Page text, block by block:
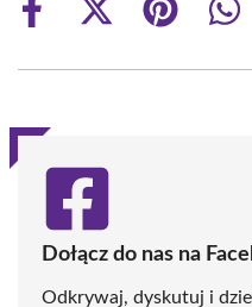
Share
Share
(Twitter)
Share
Dołącz do nas na
Odkrywaj, dyskutuj i